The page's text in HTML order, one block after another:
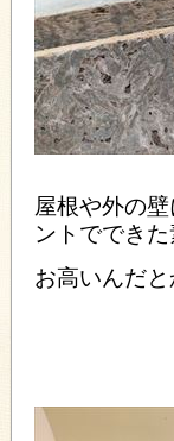
屋根や外の
ントでできた
お高いんだと